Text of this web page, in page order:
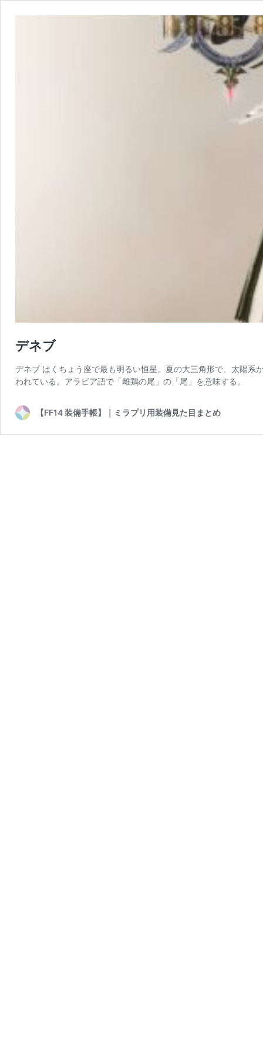
デネブ
デネブ はくちょう座で最も明るい恒星。夏の大三角形で、太陽
われている。アラビア語で「雌鶏の尾」の「尾」を意味する。
【FF14 装備手帳】｜ミラプリ用装備見た目まとめ